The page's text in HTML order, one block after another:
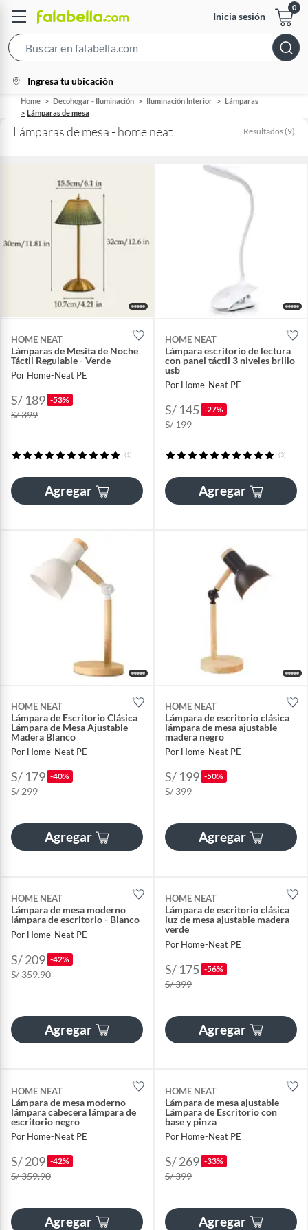
Inicia sesión
Bar
location-
icon
Ingresa tu ubicación
Home Decohogar - Iluminación Iluminación Interior
Lámparas
Lámparas de mesa
Lámparas de mesa - home neat Resultados (9)
HOME NEAT
Lámparas de Mesita de Noche
Táctil Regulable - Verde
Por Home-Neat PE
S/ 189 -53%
S/ 399
(1)
Agregar
HOME NEAT
Lámpara escritorio de lectura
con panel táctil 3 niveles brillo
usb
Por Home-Neat PE
S/ 145 -27%
S/ 199
(3)
Agregar
HOME NEAT
Lámpara de Escritorio Clásica
Lámpara de Mesa Ajustable
Madera Blanco
Por Home-Neat PE
S/ 179 -40%
S/ 299
Agregar
HOME NEAT
Lámpara de escritorio clásica
lámpara de mesa ajustable
madera negro
Por Home-Neat PE
S/ 199 -50%
S/ 399
Agregar
HOME NEAT
Lámpara de mesa moderno
lámpara de escritorio - Blanco
Por Home-Neat PE
S/ 209 -42%
S/ 359.90
Agregar
HOME NEAT
Lámpara de escritorio clásica
luz de mesa ajustable madera
verde
Por Home-Neat PE
S/ 175 -56%
S/ 399
Agregar
HOME NEAT
Lámpara de mesa moderno
lámpara cabecera lámpara de
escritorio negro
Por Home-Neat PE
S/ 209 -42%
S/ 359.90
Agregar
HOME NEAT
Lámpara de mesa ajustable
Lámpara de Escritorio con
base y pinza
Por Home-Neat PE
S/ 269 -33%
S/ 399
Agregar